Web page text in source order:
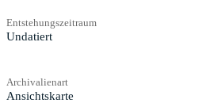
Entstehungszeitraum
Undatiert
Archivalienart
Ansichtskarte